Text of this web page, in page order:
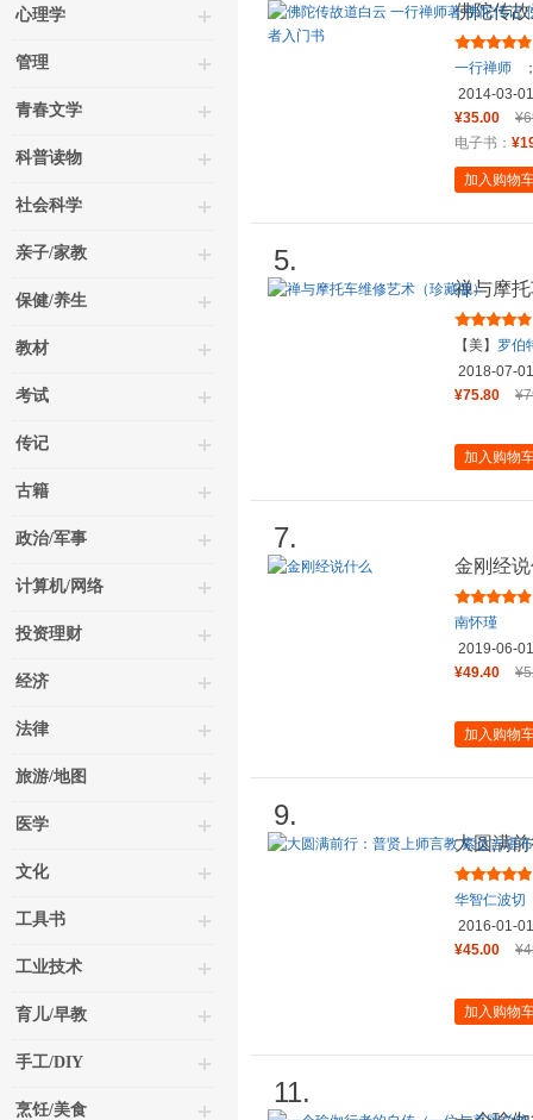
心理学
管理
青春文学
科普读物
社会科学
亲子/家教
保健/养生
教材
考试
传记
古籍
政治/军事
计算机/网络
投资理财
经济
法律
旅游/地图
医学
文化
工具书
工业技术
育儿/早教
手工/DIY
烹饪/美食
佛陀传
法起源
一行禅师
2014-03-01
¥35.00
电子书：
加入购物
5.
禅与摩
【美】 罗伯
2018-07-01
¥75.80
加入购物
7.
金刚经
南怀瑾
2019-06-01
¥49.40
加入购物
9.
大圆满
名译作
华智仁波切
2016-01-01
¥45.00
加入购物
11.